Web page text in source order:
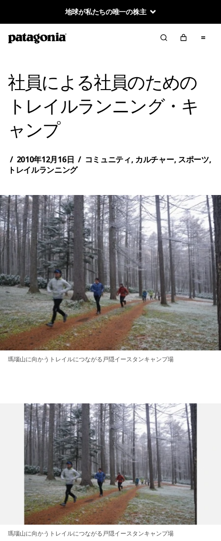
地球が私たちの唯一の株主
社員による社員のための
トレイルランニング・キ
ャンプ
/ 2010年12月16日 / コミュニティ, カルチャー, スポーツ,
トレイルランニング
瑪瑙山に向かうトレイルにつながる戸隠イースタンキャンプ場
瑪瑙山に向かうトレイルにつながる戸隠イースタンキャンプ場